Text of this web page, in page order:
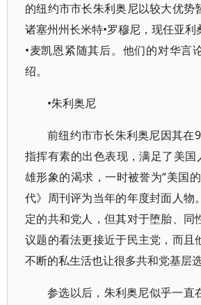
的纽约市市长朱利奥尼以较大优势
诸塞州州长米特•罗穆尼，现任亚利
•麦凯恩紧随其后。他们的对华言
绍。
•朱利奥尼
前纽约市市长朱利奥尼因其在
指挥有素的出色表现，满足了美国
雄形象的渴求，一时被誉为“美国
代》周刊评为当年的年度封面人物
定的共和党人，但其对于堕胎、同
议题的看法更接近于民主党，而且
不断的私生活也让很多共和党基层
参选以后，朱利奥尼似乎一直